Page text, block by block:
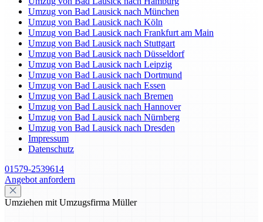
Umzug von Bad Lausick nach München
Umzug von Bad Lausick nach Köln
Umzug von Bad Lausick nach Frankfurt am Main
Umzug von Bad Lausick nach Stuttgart
Umzug von Bad Lausick nach Düsseldorf
Umzug von Bad Lausick nach Leipzig
Umzug von Bad Lausick nach Dortmund
Umzug von Bad Lausick nach Essen
Umzug von Bad Lausick nach Bremen
Umzug von Bad Lausick nach Hannover
Umzug von Bad Lausick nach Nürnberg
Umzug von Bad Lausick nach Dresden
Impressum
Datenschutz
01579-2539614
Angebot anfordern
Umziehen mit Umzugsfirma Müller